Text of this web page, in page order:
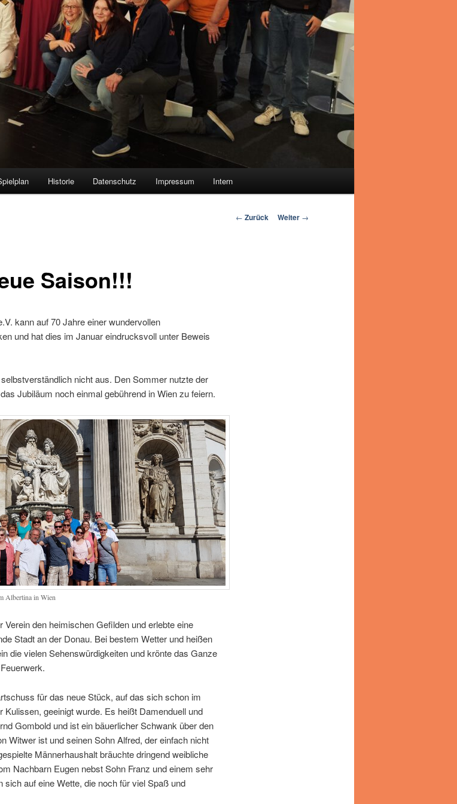
Historie Datenschutz Impressum Intern
Beitrags-
← Zurück Weiter →
Saison!!!
kann auf 70 Jahre einer wundervollen
und hat dies im Januar eindrucksvoll unter Beweis
nicht aus. Den Sommer nutzte der
Jubiläum noch einmal gebührend in Wien zu feiern.
Albertina in Wien
Verein den heimischen Gefilden und erlebte eine
Stadt an der Donau. Bei bestem Wetter und heißen
die vielen Sehenswürdigkeiten und krönte das Ganze
für das neue Stück, auf das sich schon im
geeinigt wurde. Es heißt Damenduell und
Gombold und ist ein bäuerlicher Schwank über den
Witwer ist und seinen Sohn Alfred, der einfach nicht
Männerhaushalt bräuchte dringend weibliche
Nachbarn Eugen nebst Sohn Franz und einem sehr
sich auf eine Wette, die noch für viel Spaß und